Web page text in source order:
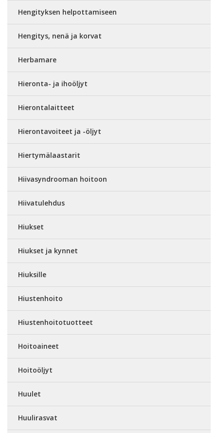
Hengityksen helpottamiseen
Hengitys, nenä ja korvat
Herbamare
Hieronta- ja ihoöljyt
Hierontalaitteet
Hierontavoiteet ja -öljyt
Hiertymälaastarit
Hiivasyndrooman hoitoon
Hiivatulehdus
Hiukset
Hiukset ja kynnet
Hiuksille
Hiustenhoito
Hiustenhoitotuotteet
Hoitoaineet
Hoitoöljyt
Huulet
Huulirasvat